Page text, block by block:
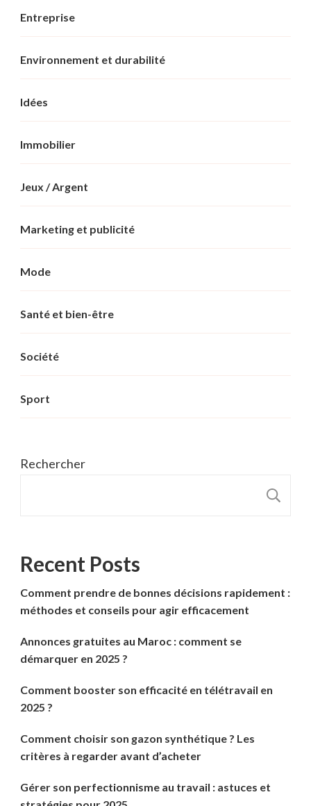
Entreprise
Environnement et durabilité
Idées
Immobilier
Jeux / Argent
Marketing et publicité
Mode
Santé et bien-être
Société
Sport
Rechercher
Recent Posts
Comment prendre de bonnes décisions rapidement :
méthodes et conseils pour agir efficacement
Annonces gratuites au Maroc : comment se
démarquer en 2025 ?
Comment booster son efficacité en télétravail en
2025 ?
Comment choisir son gazon synthétique ? Les
critères à regarder avant d’acheter
Gérer son perfectionnisme au travail : astuces et